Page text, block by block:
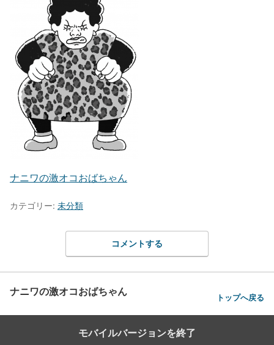
ナニワの激オコおばちゃん
カテゴリー: 未分類
コメントする
ナニワの激オコおばちゃん トップへ戻る
モバイルバージョンを終了